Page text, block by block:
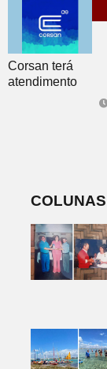
Corsan terá
atendimento
COLUNAS